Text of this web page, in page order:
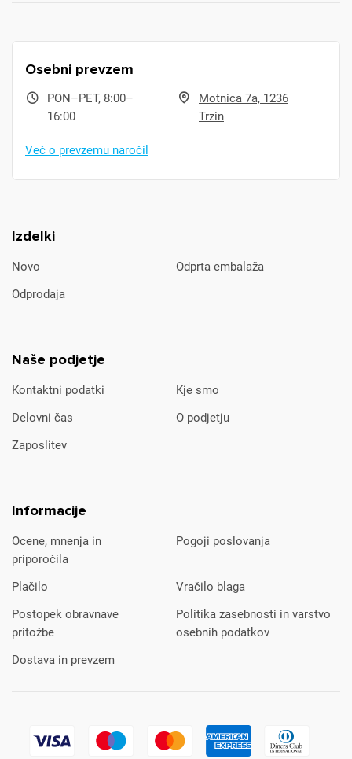
Izdelki
Novo
Odprta embalaža
Odprodaja
Naše podjetje
Kontaktni podatki
Kje smo
Delovni čas
O podjetju
Zaposlitev
Informacije
Ocene, mnenja in
priporočila
Pogoji poslovanja
Plačilo
Vračilo blaga
Postopek obravnave
pritožbe
Politika zasebnosti in varstvo
osebnih podatkov
Dostava in prevzem
Osebni prevzem
PON–PET, 8:00–
16:00
Motnica 7a, 1236
Trzin
Več o prevzemu naročil